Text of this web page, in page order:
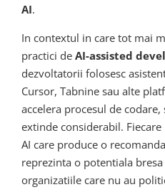
AI.
In contextul in care tot mai
practici de AI-assisted
dezvoltatorii folosesc
Cursor, Tabnine sau alte
accelera procesul de
extinde considerabil.
AI care produce o
reprezinta o potentiala
organizatiile care nu au